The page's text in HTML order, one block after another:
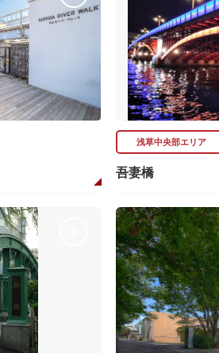
浅草中央部エリア
吾妻橋